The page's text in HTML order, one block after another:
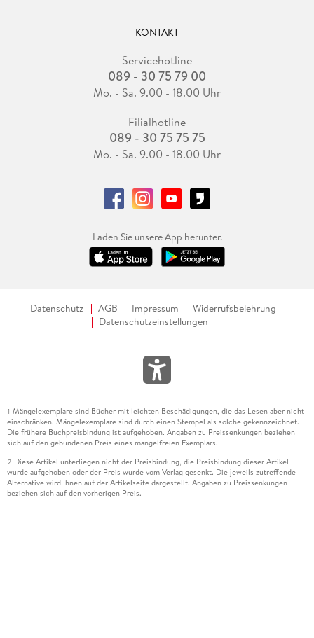
KONTAKT
Servicehotline
089 - 30 75 79 00
Mo. - Sa. 9.00 - 18.00 Uhr
Filialhotline
089 - 30 75 75 75
Mo. - Sa. 9.00 - 18.00 Uhr
Laden Sie unsere App herunter.
Datenschutz AGB Impressum
Widerrufsbelehrung
Datenschutzeinstellungen
1 Mängelexemplare sind Bücher mit leichten Beschädigungen, die das Lesen aber nicht
einschränken. Mängelexemplare sind durch einen Stempel als solche gekennzeichnet.
Die frühere Buchpreisbindung ist aufgehoben. Angaben zu Preissenkungen beziehen
sich auf den gebundenen Preis eines mangelfreien Exemplars.
2 Diese Artikel unterliegen nicht der Preisbindung, die Preisbindung dieser Artikel
wurde aufgehoben oder der Preis wurde vom Verlag gesenkt. Die jeweils zutreffende
Alternative wird Ihnen auf der Artikelseite dargestellt. Angaben zu Preissenkungen
beziehen sich auf den vorherigen Preis.